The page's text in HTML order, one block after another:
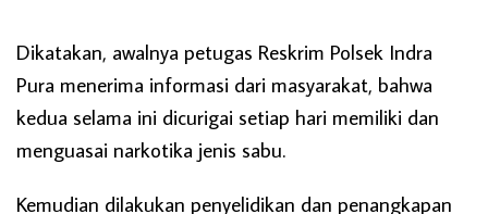
Dikatakan, awalnya petugas Reskrim Polsek Indra
Pura menerima informasi dari masyarakat, bahwa
kedua selama ini dicurigai setiap hari memiliki dan
menguasai narkotika jenis sabu.
Kemudian dilakukan penyelidikan dan penangkapan